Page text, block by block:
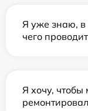
Я уже знаю, в
чего
Я хочу, чтобы